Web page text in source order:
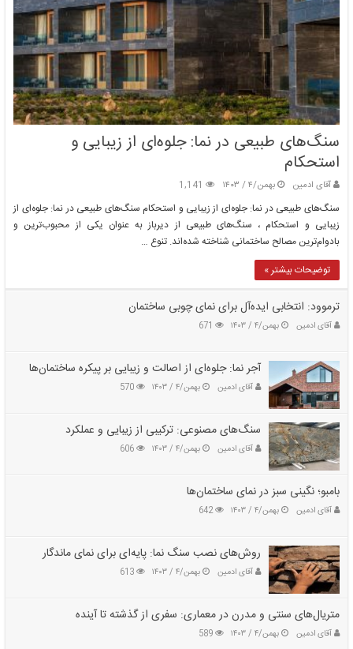
سنگ‌های طبیعی در نما: جلوه‌ای از زیبایی و
استحکام
آقای ادمین بهمن/۴ / ۱۴۰۳ 1,141
سنگ‌های طبیعی در نما: جلوه‌ای از زیبایی و استحکام سنگ‌های طبیعی در نما: جلوه‌ای از
زیبایی و استحکام ، سنگ‌های طبیعی از دیرباز به عنوان یکی از محبوب‌ترین و
بادوام‌ترین مصالح ساختمانی شناخته شده‌اند. تنوع …
توضیحات بیشتر »
ترموود: انتخابی ایده‌آل برای نمای چوبی ساختمان
آقای ادمین بهمن/۴ / ۱۴۰۳ 671
آجر نما: جلوه‌ای از اصالت و زیبایی بر پیکره ساختمان‌ها
آقای ادمین بهمن/۴ / ۱۴۰۳ 570
سنگ‌های مصنوعی: ترکیبی از زیبایی و عملکرد
آقای ادمین بهمن/۴ / ۱۴۰۳ 606
بامبو؛ نگینی سبز در نمای ساختمان‌ها
آقای ادمین بهمن/۴ / ۱۴۰۳ 642
روش‌های نصب سنگ نما: پایه‌ای برای نمای ماندگار
آقای ادمین بهمن/۴ / ۱۴۰۳ 613
متریال‌های سنتی و مدرن در معماری: سفری از گذشته تا آینده
آقای ادمین بهمن/۴ / ۱۴۰۳ 589